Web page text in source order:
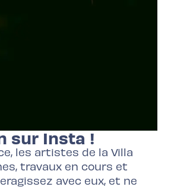
sur Insta !
les artistes de la Villa
travaux en cours et
avec eux, et ne